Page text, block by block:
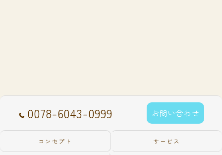
0078-6043-0999 お問い合わせ
コンセプト サービス